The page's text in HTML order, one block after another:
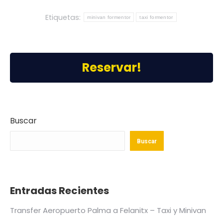
Etiquetas: minivan formentor taxi formentor
Reservar!
Buscar
Buscar
Entradas Recientes
Transfer Aeropuerto Palma a Felanitx – Taxi y Minivan